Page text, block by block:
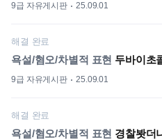
9급 자유게시판 25.09.01
해결 완료
욕설/혐오/차별적 표현 두바이초
9급 자유게시판 25.09.01
해결 완료
욕설/혐오/차별적 표현 경찰봣더